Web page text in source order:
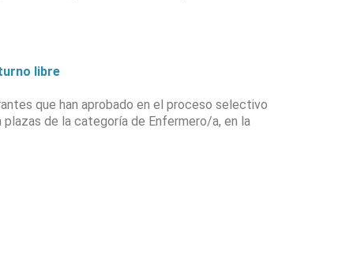
libre
que han aprobado en el proceso selectivo
de la categoría de Enfermero/a, en la